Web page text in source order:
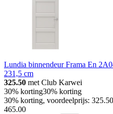
Lundia binnendeur Frama En
231,5 cm
325.50 met Club Karwei
30% korting30% korting
30% korting, voordeelprijs:
465.00